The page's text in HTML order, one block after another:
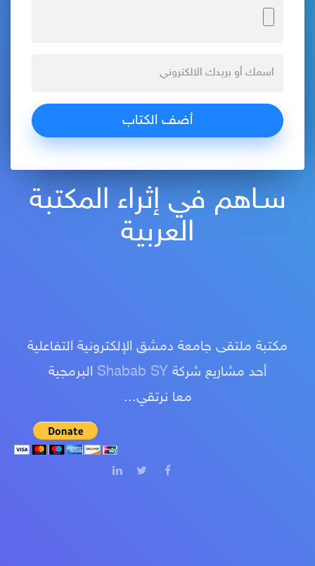
سـاهم في إثراء المكتبة
العربية
مكتبة ملتقى جامعة دمشق الإلكترونية التفاعلية
أحد مشاريع شركة Shabab SY البرمجية
معا نرتقي...